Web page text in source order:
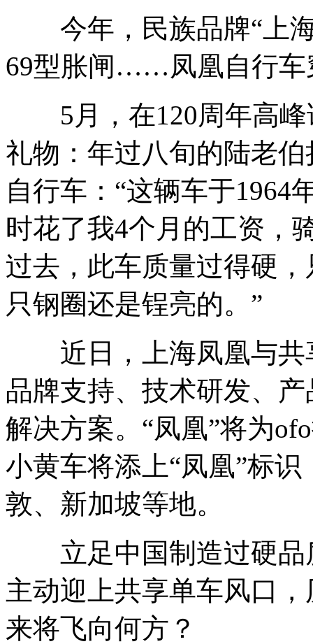
今年，民族品牌“上海
69型胀闸……凤凰自行车
5月，在120周年高峰
礼物：年过八旬的陆老
自行车：“这辆车于1964
时花了我4个月的工资，
过去，此车质量过得硬
只钢圈还是锃亮的。”
近日，上海凤凰与共
品牌支持、技术研发、
解决方案。“凤凰”将为
小黄车将添上“凤凰”标
敦、新加坡等地。
立足中国制造过硬品
主动迎上共享单车风口
来将飞向何方？